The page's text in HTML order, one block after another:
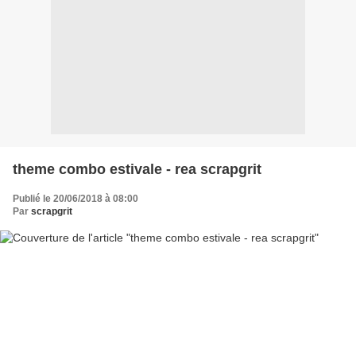
theme combo estivale - rea scrapgrit
Publié le 20/06/2018 à 08:00
Par scrapgrit